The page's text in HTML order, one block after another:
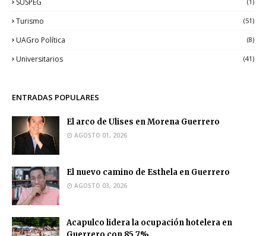
Turismo (51)
UAGro Política (8)
Universitarios (41)
ENTRADAS POPULARES
El arco de Ulises en Morena Guerrero
AGOSTO 01, 2026
El nuevo camino de Esthela en Guerrero
AGOSTO 03, 2026
Acapulco lidera la ocupación hotelera en